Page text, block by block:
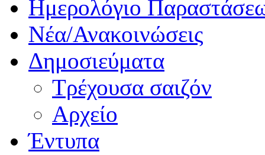
Ημερολόγιο
Νέα/Ανακοινώσεις
Δημοσιεύματα
Τρέχουσα σαιζόν
Αρχείο
Έντυπα